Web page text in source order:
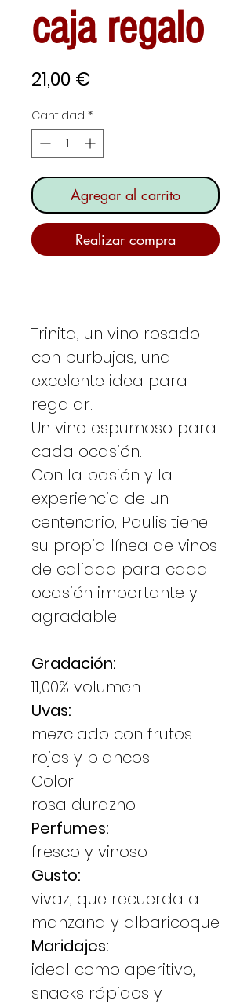
caja regalo
21,00 €
Cantidad *
Agregar al carrito
Realizar compra
Trinita, un vino rosado
con burbujas, una
excelente idea para
regalar.
Un vino espumoso para
cada ocasión.
Con la pasión y la
experiencia de un
centenario, Paulis tiene
su propia línea de vinos
de calidad para cada
ocasión importante y
agradable.
Gradación:
11,00% volumen
Uvas:
mezclado con frutos
rojos y blancos
Color:
rosa durazno
Perfumes:
fresco y vinoso
Gusto:
vivaz, que recuerda a
manzana y albaricoque
Maridajes:
ideal como aperitivo,
snacks rápidos y